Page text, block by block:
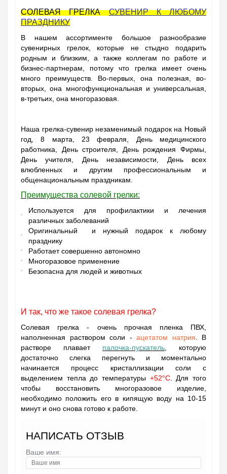
СОЛЕВАЯ ГРЕЛКАСУВЕНИР К ЛЮБОМУ
ПРАЗДНИКУ
В нашем ассортименте большое разнообразие
сувенирных грелок, которые не стыдно подарить
родным и близким, а также коллегам по работе и
бизнес-партнерам, потому что грелка имеет очень
много преимуществ. Во-первых, она полезная, во-
вторых, она многофункциональная и универсальная,
в-третьих, она многоразовая.
Наша грелка-сувенир незаменимый подарок на Новый
год, 8 марта, 23 февраля, День медицинского
работника, День строителя, День рождения Фирмы,
День учителя, День независимости, День всех
влюбленных и другим профессиональным и
общенациональным праздникам.
Преимущества солевой грелки:
Используется для профилактики и лечения
различных заболеваний
Оригинальный и нужный подарок к любому
празднику
Работает совершенно автономно
Многоразовое применение
Безопасна для людей и животных
И так, что же такое солевая грелка?
Солевая грелка - очень прочная пленка ПВХ,
наполненная раствором соли - ацетатом натрия . В
растворе плавает палочка-пускатель , которую
достаточно слегка перегнуть и моментально
начинается процесс кристаллизации соли с
выделением тепла до температуры +52°C. Для того
чтобы восстановить многоразовое изделие,
необходимо положить его в кипящую воду на 10-15
минут и оно снова готово к работе.
НАПИСАТЬ ОТЗЫВ
Ваше имя: